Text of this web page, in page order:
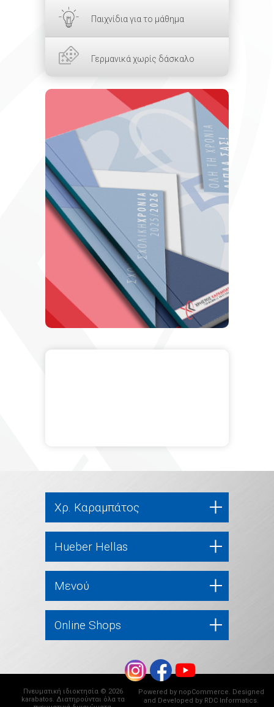
Παιχνίδια για το μάθημα
Γερμανικά χωρίς δάσκαλο
Χρ. Καραμπάτος
Hueber Hellas
Μενού
Online Shops
Πνευματική ιδιοκτησία © 2026
karabatos. Διατηρούνται όλα τα
Powered by nopCommerce. Designed
and Developed by RDC Informatics.